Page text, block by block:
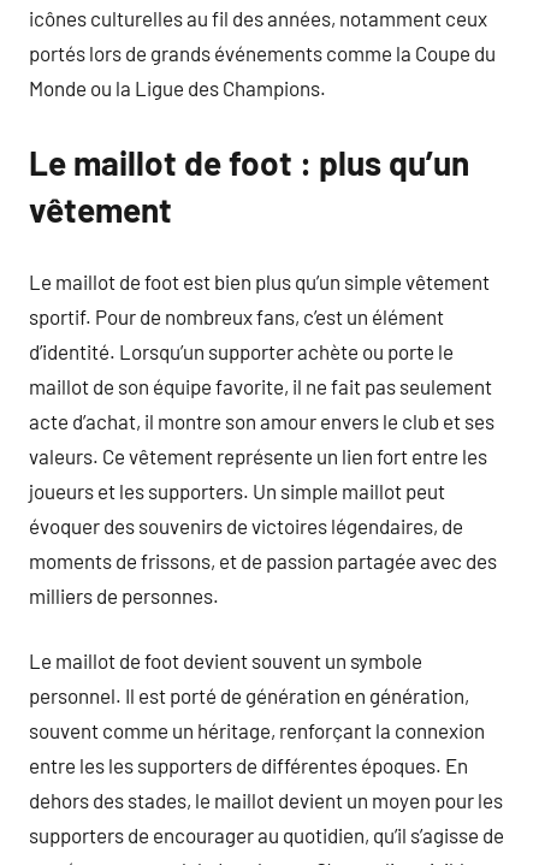
icônes culturelles au fil des années, notamment ceux
portés lors de grands événements comme la Coupe du
Monde ou la Ligue des Champions.
Le maillot de foot : plus qu’un
vêtement
Le maillot de foot est bien plus qu’un simple vêtement
sportif. Pour de nombreux fans, c’est un élément
d’identité. Lorsqu’un supporter achète ou porte le
maillot de son équipe favorite, il ne fait pas seulement
acte d’achat, il montre son amour envers le club et ses
valeurs. Ce vêtement représente un lien fort entre les
joueurs et les supporters. Un simple maillot peut
évoquer des souvenirs de victoires légendaires, de
moments de frissons, et de passion partagée avec des
milliers de personnes.
Le maillot de foot devient souvent un symbole
personnel. Il est porté de génération en génération,
souvent comme un héritage, renforçant la connexion
entre les les supporters de différentes époques. En
dehors des stades, le maillot devient un moyen pour les
supporters de encourager au quotidien, qu’il s’agisse de